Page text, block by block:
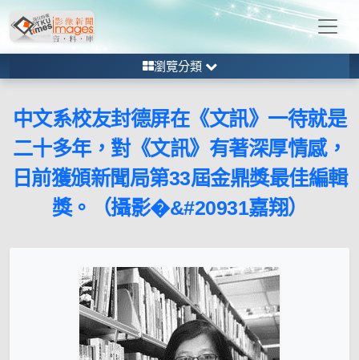
瀏覽分類
中文系校友封德屏在《文訊》一待就是
二十多年，對《文訊》有著深厚情感，
日前獲頒新聞局第33屆金鼎獎最佳編輯
獎。（攝影�&#20931嘉翔）